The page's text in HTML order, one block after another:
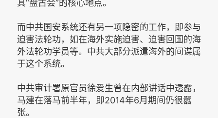
其“盘古会”的核心地点。
而中共国安系统还有另一项隐密的工作，即参与
迫害法轮功，如在海外实施迫害、迫害回国的海
外法轮功学员等。中共大部分派遣海外的间谍属
于这个系统。
中共审计署原官员徐爱生曾在内部讲话中透露，
马建在落马前半年，即2014年6月期间仍很嚣
张。